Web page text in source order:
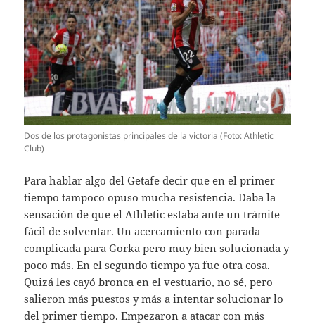
Dos de los protagonistas principales de la victoria (Foto: Athletic
Club)
Para hablar algo del Getafe decir que en el primer
tiempo tampoco opuso mucha resistencia. Daba la
sensación de que el Athletic estaba ante un trámite
fácil de solventar. Un acercamiento con parada
complicada para Gorka pero muy bien solucionada y
poco más. En el segundo tiempo ya fue otra cosa.
Quizá les cayó bronca en el vestuario, no sé, pero
salieron más puestos y más a intentar solucionar lo
del primer tiempo. Empezaron a atacar con más